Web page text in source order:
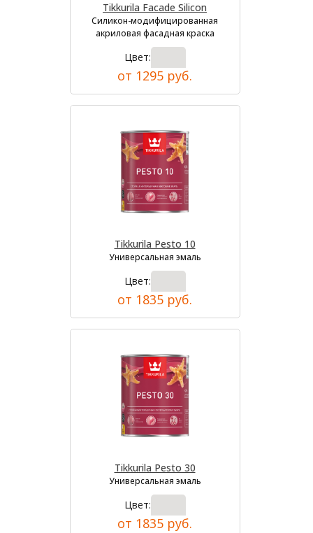
Tikkurila Facade Silicon
Силикон-модифицированная
акриловая фасадная краска
Цвет:
от 1295 руб.
Tikkurila Pesto 10
Универсальная эмаль
Цвет:
от 1835 руб.
Tikkurila Pesto 30
Универсальная эмаль
Цвет:
от 1835 руб.